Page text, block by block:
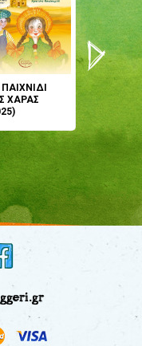
ΧΑΡΑΣ
μου;
(2024)